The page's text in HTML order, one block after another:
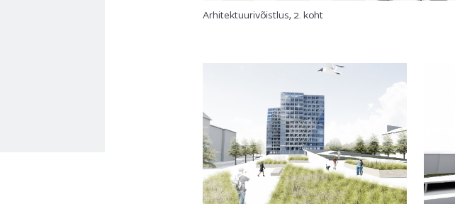
Arhitektuurivõistlus, 2. koht